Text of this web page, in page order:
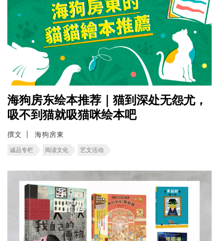
海狗房东绘本推荐｜猫到深处无怨尤，
吸不到猫就吸猫咪绘本吧
撰文 海狗房東
诚品专栏 阅读文化 艺文活动